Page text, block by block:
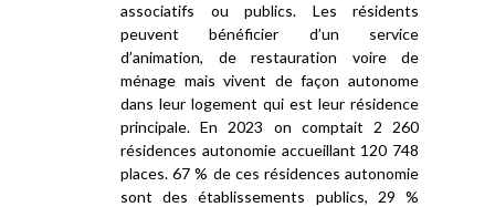
associatifs ou publics. Les résidents
peuvent bénéficier d’un service
d’animation, de restauration voire de
ménage mais vivent de façon autonome
dans leur logement qui est leur résidence
principale. En 2023 on comptait 2 260
résidences autonomie accueillant 120 748
places. 67 % de ces résidences autonomie
sont des établissements publics, 29 %